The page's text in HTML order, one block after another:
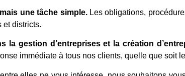
une tâche simple.Les obligations,
et districts.
la gestion d’entreprises et la création
immédiate à tous nos clients, quelle que soit